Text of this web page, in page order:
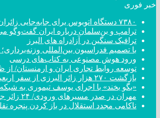
خبر فوری
۷۳۸۰ دستگاه اتوبوس برای جابه‌جایی زائران اربعین به کارگیری شد
ترامپ و بن‌سلمان درباره ایران گفت‌و‌گو
ترافیک سنگین در آزادراه های البرز
با تصمیم فدراسیون بین‌المللی
ورود هوش مصنوعی به کتاب‌های درسی
توسعه روابط تجاری ایران و ارمنستان/
بازگشت ۲۷۰ هزار زائر البرزی از سفر اربعین
«بگو بخند» با اجرای یوسف تیموری به
مهران در صدر مسیر‌های ورودی/ ۲۴ زائر جان باختند و ۱۵۴ نفر مصدوم شدند
ناکامی مجدد استقلال در باز کردن پنجره نقل